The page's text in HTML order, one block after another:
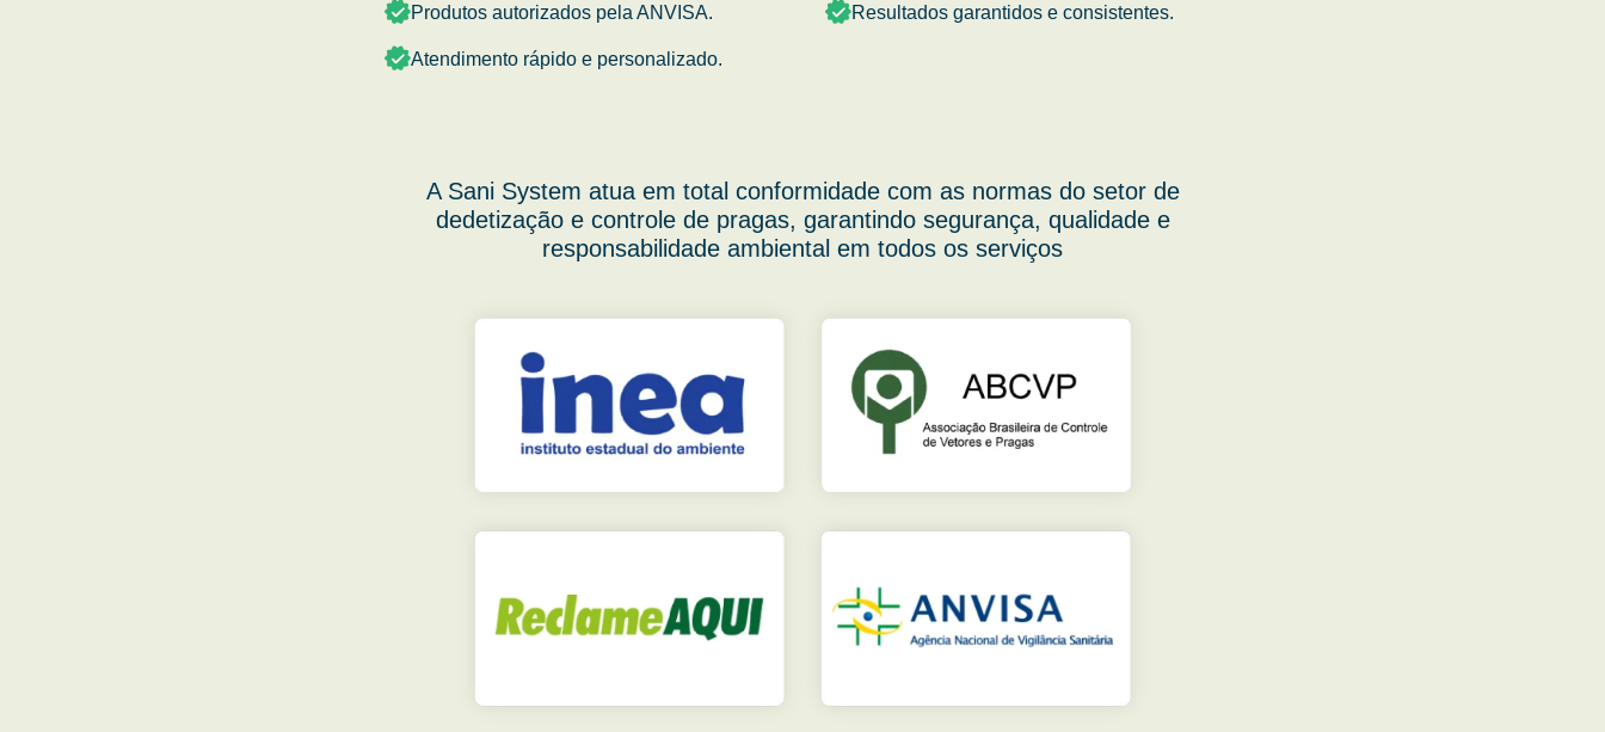
Produtos autorizados pela ANVISA.
Atendimento rápido e personalizado.
Resultados garantidos e consistentes.
A Sani System atua em total conformidade com as normas do setor de
dedetização e controle de pragas, garantindo segurança, qualidade e
responsabilidade ambiental em todos os serviços